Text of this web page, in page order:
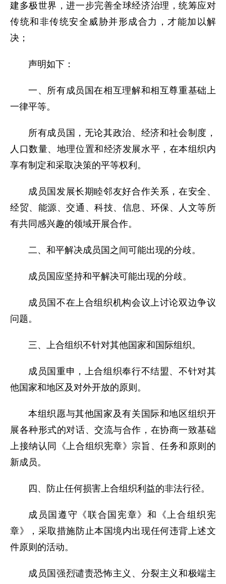
建多极世界，进一步完善全球经济治理，统筹应对
传统和非传统安全威胁并形成合力，才能加以解
决；
声明如下：
一、所有成员国在相互理解和相互尊重基础上
一律平等。
所有成员国，无论其政治、经济和社会制度，
人口数量、地理位置和经济发展水平，在本组织内
享有制定和采取决策的平等权利。
成员国发展长期睦邻友好合作关系，在安全、
经贸、能源、交通、科技、信息、环保、人文等所
有共同感兴趣的领域开展合作。
二、和平解决成员国之间可能出现的分歧。
成员国应坚持和平解决可能出现的分歧。
成员国不在上合组织机构会议上讨论双边争议
问题。
三、上合组织不针对其他国家和国际组织。
成员国重申，上合组织奉行不结盟、不针对其
他国家和地区及对外开放的原则。
本组织愿与其他国家及有关国际和地区组织开
展各种形式的对话、交流与合作，在协商一致基础
上接纳认同《上合组织宪章》宗旨、任务和原则的
新成员。
四、防止任何损害上合组织利益的非法行径。
成员国遵守《联合国宪章》和《上合组织宪
章》，采取措施防止本国境内出现任何违背上述文
件原则的活动。
成员国强烈谴责恐怖主义、分裂主义和极端主